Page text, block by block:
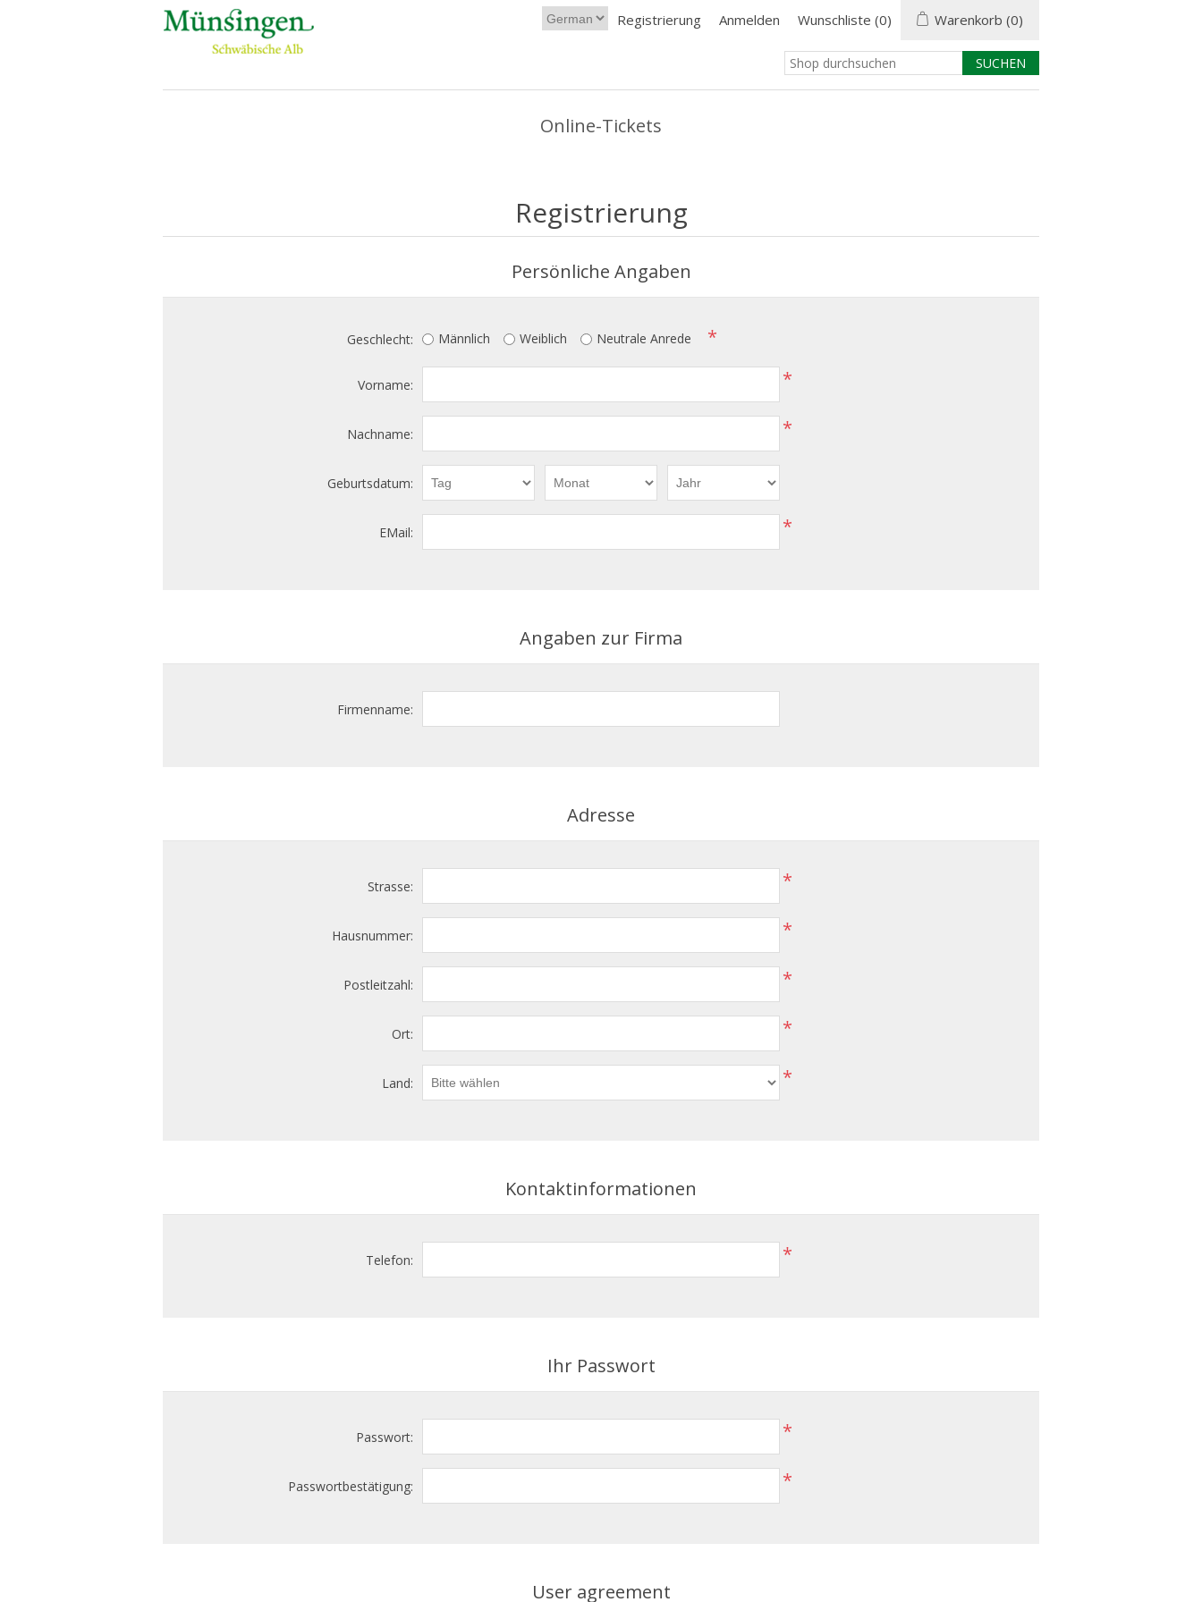
Registrierung Anmelden Wunschliste (0) Warenkorb (0)
Online-Tickets
Registrierung
Persönliche Angaben
Geschlecht: Männlich Weiblich Neutrale Anrede *
Vorname: *
Nachname: *
Geburtsdatum:
EMail: *
Angaben zur Firma
Firmenname:
Adresse
Strasse: *
Hausnummer: *
Postleitzahl: *
Ort: *
Land: *
Kontaktinformationen
Telefon: *
Ihr Passwort
Passwort: *
Passwortbestätigung: *
User agreement